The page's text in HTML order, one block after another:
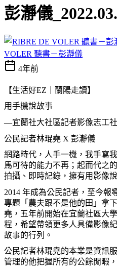
彭瀞儀
VOLER 聽書－彭瀞儀
4年前
【生活好EZ｜蘭陽走讀】
用手機說故事
—宜蘭社大社區記者影像志工社
公民記者林琨堯 X 彭瀞儀
網路時代，人手一機，我手寫
馬可待的能力不再；起而代之
拍攝、即時記錄，擁有用影像
2014 年成為公民記者，至今報
專題「農夫跟不是他的田」拿
堯，五年前開始在宜蘭社區大
程，希望帶領更多人具備影像
故事的行列。
公民記者林琨堯的本業是資訊
管理的他把握所有的公餘閒暇